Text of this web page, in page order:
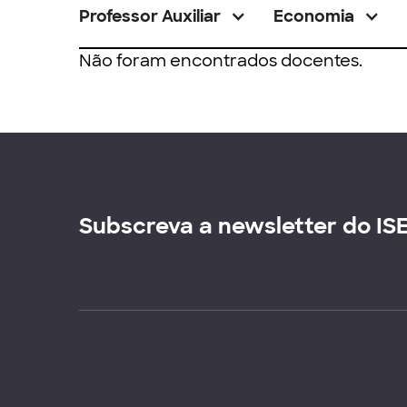
Professor Auxiliar Economia
Não foram encontrados docentes.
Subscreva a newsletter do